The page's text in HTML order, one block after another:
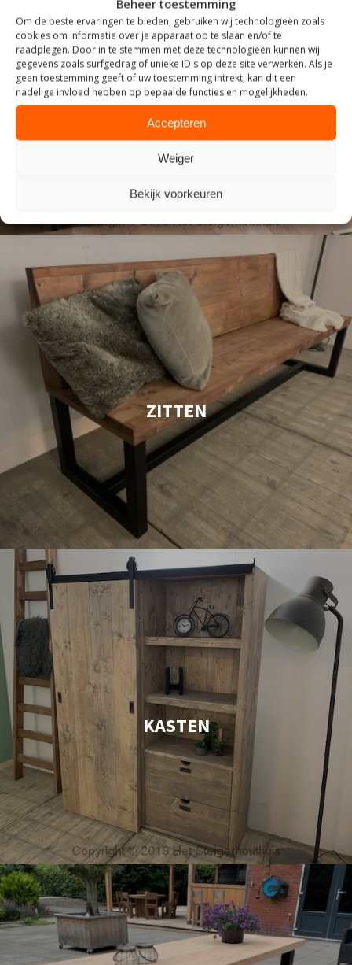
Beheer toestemming
Om de beste ervaringen te bieden, gebruiken wij technologieën zoals
cookies om informatie over je apparaat op te slaan en/of te
raadplegen. Door in te stemmen met deze technologieën kunnen wij
gegevens zoals surfgedrag of unieke ID's op deze site verwerken. Als je
geen toestemming geeft of uw toestemming intrekt, kan dit een
nadelige invloed hebben op bepaalde functies en mogelijkheden.
Accepteren
Weiger
Bekijk voorkeuren
INDUSTRIEEL
ZITTEN
KASTEN